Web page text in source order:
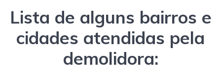
Lista de alguns bairros e
cidades atendidas pela
demolidora: